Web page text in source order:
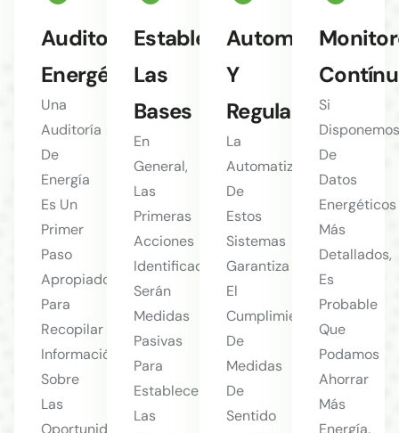
Auditoría
Energética
Una
Auditoría
De
Energía
Es Un
Primer
Paso
Apropiado
Para
Recopilar
Información
Sobre
Las
Oportunidades
Establecer
Las
Bases
En
General,
Las
Primeras
Acciones
Identificadas
Serán
Medidas
Pasivas
Para
Establecer
Las
Automatizar
Y
Regular
La
Automatización
De
Estos
Sistemas
Garantiza
El
Cumplimiento
De
Medidas
De
Sentido
Si
Disponemos
De
Datos
Energéticos
Más
Detallados,
Es
Probable
Que
Podamos
Ahorrar
Más
Energía.